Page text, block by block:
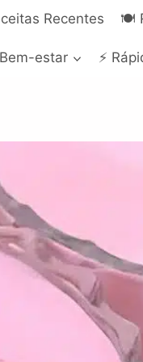
Recentes 🍽️
estar ⚡